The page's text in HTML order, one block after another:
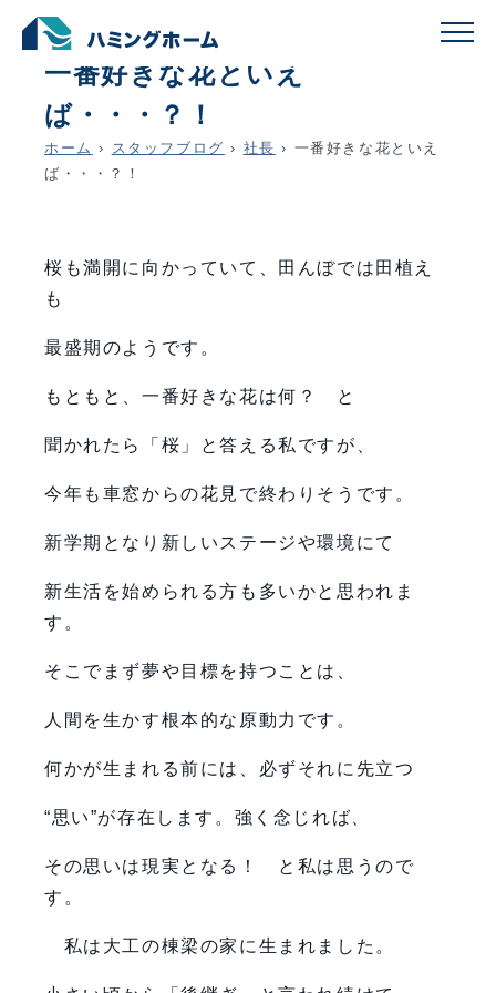
schedule
一番好きな花といえ
ば・・・？！
ホーム › スタッフブログ › 社長 › 一番好きな花といえ
ば・・・？！
桜も満開に向かっていて、田んぼでは田植え
も
最盛期のようです。
もともと、一番好きな花は何？ と
聞かれたら「桜」と答える私ですが、
今年も車窓からの花見で終わりそうです。
新学期となり新しいステージや環境にて
新生活を始められる方も多いかと思われま
す。
そこでまず夢や目標を持つことは、
人間を生かす根本的な原動力です。
何かが生まれる前には、必ずそれに先立つ
“思い”が存在します。強く念じれば、
その思いは現実となる！ と私は思うので
す。
私は大工の棟梁の家に生まれました。